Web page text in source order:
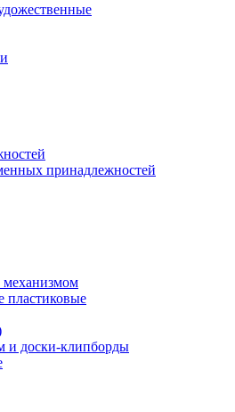
принадлежностей
механизмом
и доски-клипборды